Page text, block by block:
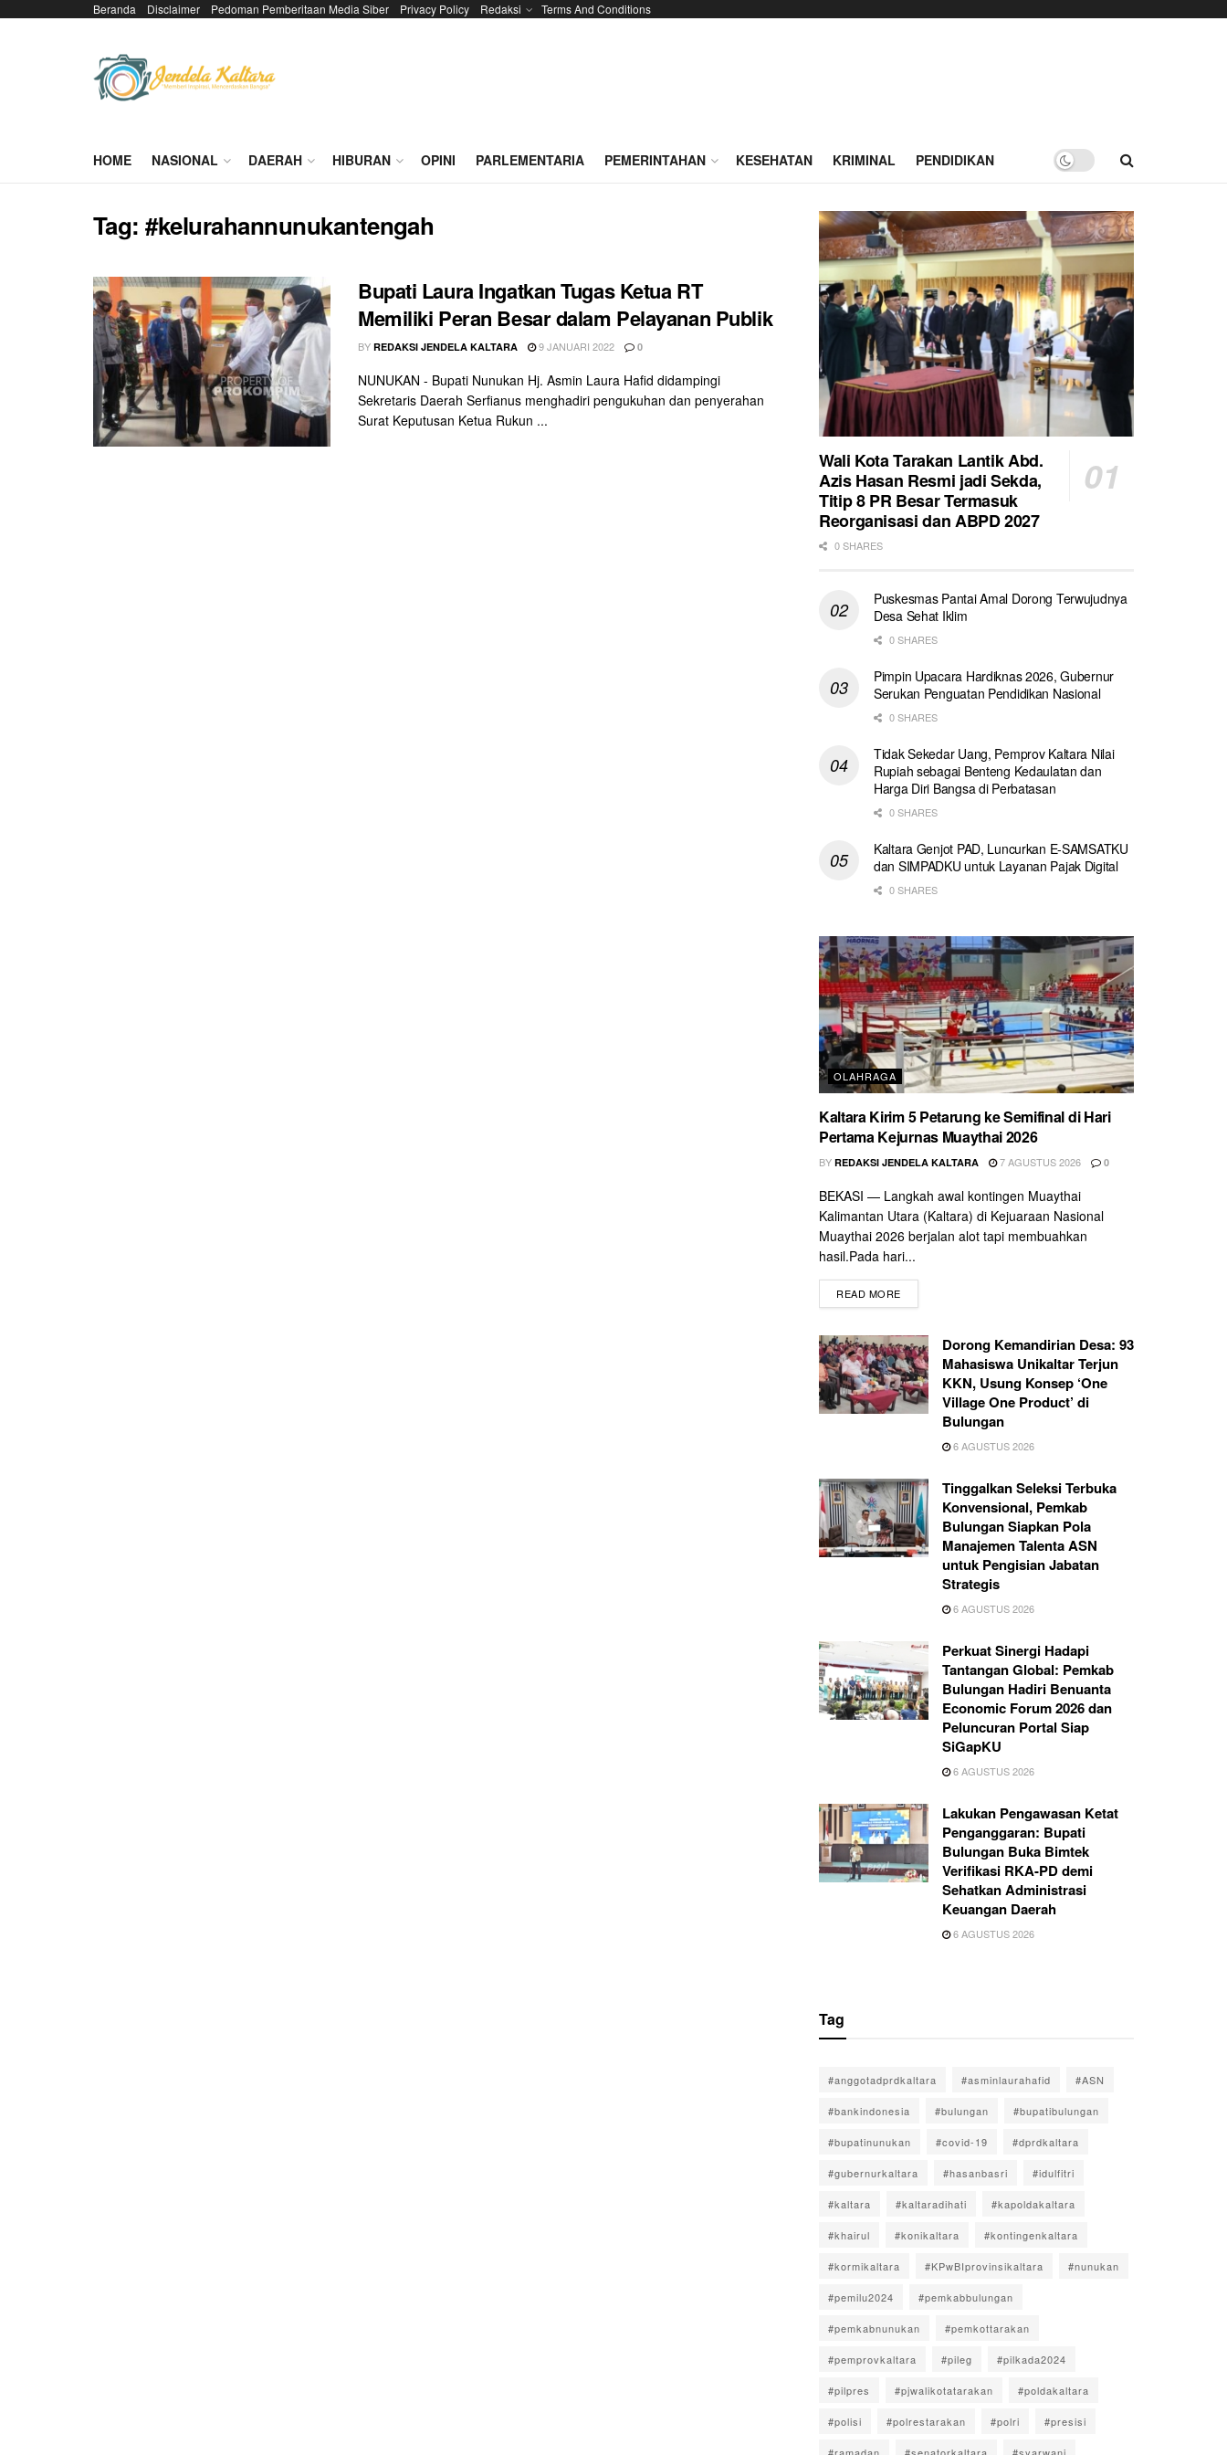
Beranda Disclaimer Pedoman Pemberitaan Media Siber Privacy Policy Redaksi Terms And Conditions
HOME NASIONAL DAERAH HIBURAN OPINI PARLEMENTARIA PEMERINTAHAN KESEHATAN KRIMINAL PENDIDIKAN
Tag:#kelurahannunukantengah
Bupati Laura Ingatkan Tugas Ketua RT
Memiliki Peran Besar dalam Pelayanan Publik
BY REDAKSI JENDELA KALTARA 9 JANUARI 2022 0
NUNUKAN - Bupati Nunukan Hj. Asmin Laura Hafid didampingi
Sekretaris Daerah Serfianus menghadiri pengukuhan dan penyerahan
Surat Keputusan Ketua Rukun ...
Wali Kota Tarakan Lantik Abd.
Azis Hasan Resmi jadi Sekda,
Titip 8 PR Besar Termasuk
Reorganisasi dan ABPD 2027
0 SHARES
Puskesmas Pantai Amal Dorong Terwujudnya
Desa Sehat Iklim
0 SHARES
Pimpin Upacara Hardiknas 2026, Gubernur
Serukan Penguatan Pendidikan Nasional
0 SHARES
Tidak Sekedar Uang, Pemprov Kaltara Nilai
Rupiah sebagai Benteng Kedaulatan dan
Harga Diri Bangsa di Perbatasan
0 SHARES
Kaltara Genjot PAD, Luncurkan E-SAMSATKU
dan SIMPADKU untuk Layanan Pajak Digital
0 SHARES
OLAHRAGA
Kaltara Kirim 5 Petarung ke Semifinal di Hari
Pertama Kejurnas Muaythai 2026
BY REDAKSI JENDELA KALTARA 7 AGUSTUS 2026 0
BEKASI — Langkah awal kontingen Muaythai
Kalimantan Utara (Kaltara) di Kejuaraan Nasional
Muaythai 2026 berjalan alot tapi membuahkan
hasil.Pada hari...
READ MORE
Dorong Kemandirian Desa: 93
Mahasiswa Unikaltar Terjun
KKN, Usung Konsep ‘One
Village One Product’ di
Bulungan
6 AGUSTUS 2026
Tinggalkan Seleksi Terbuka
Konvensional, Pemkab
Bulungan Siapkan Pola
Manajemen Talenta ASN
untuk Pengisian Jabatan
Strategis
6 AGUSTUS 2026
Perkuat Sinergi Hadapi
Tantangan Global: Pemkab
Bulungan Hadiri Benuanta
Economic Forum 2026 dan
Peluncuran Portal Siap
SiGapKU
6 AGUSTUS 2026
Lakukan Pengawasan Ketat
Penganggaran: Bupati
Bulungan Buka Bimtek
Verifikasi RKA-PD demi
Sehatkan Administrasi
Keuangan Daerah
6 AGUSTUS 2026
Tag
#anggotadprdkaltara #asminlaurahafid #ASN
#bankindonesia #bulungan #bupatibulungan
#bupatinunukan #covid-19 #dprdkaltara
#gubernurkaltara #hasanbasri #idulfitri
#kaltara #kaltaradihati #kapoldakaltara
#khairul #konikaltara #kontingenkaltara
#kormikaltara #KPwBIprovinsikaltara #nunukan
#pemilu2024 #pemkabbulungan
#pemkabnunukan #pemkottarakan
#pemprovkaltara #pileg #pilkada2024
#pilpres #pjwalikotatarakan #poldakaltara
#polisi #polrestarakan #polri #presisi